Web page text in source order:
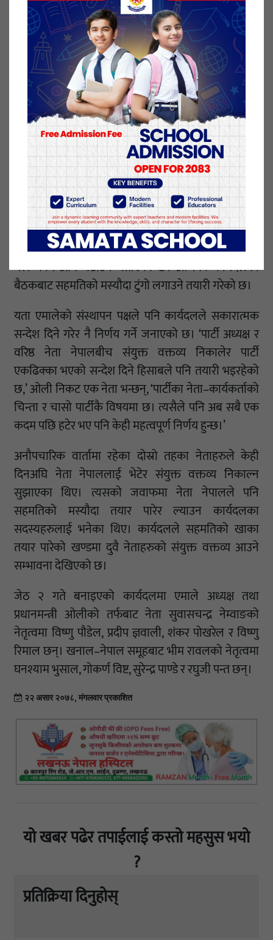
तर, अब सर्वोच्च अदालतमा दायर मुद्दाको बहस सकिएर
फैसला सुनाउने चरणमा पुगिसकेकाले हस्ताक्षर फिर्ता गर्ने
विषयको औचित्य सकिएको छ। त्यही कारण पनि एमालेको
संस्थापन पक्षले यो विषयलाई भन्दा पनि अब फैसलापछिको
अवस्थामा एकताबद्व एमाले बनाउने रणनीति अनुरुप नै
लचिलो हुने संकेत देखाएको हो।
सोमबार बसेको कार्यदलको बैठक यसअघिका अनौपचारिक
वार्तामा भएका सहमतिका बुँदा नै केन्द्रित थियो। ‘पार्टीका जति
आन्तरिक समस्या छन्, ती समस्यालाई गम्भीर रुपमा विश्लेषण
गरेर समाधानका लागि प्रयत्न गर्ने दिशामा नै हामी अघि बढ्छौं,’
एमाले उपाध्यक्ष भीम रावल भन्छन्, ‘एमालेको संस्थागत
प्रणालीलाई कसरी एकताबद्व बनाउने भन्ने नै हो।’
कार्यदलले पार्टीभित्र देखिएको विवादलाई जसरी पनि हल गर्ने
गरेर काम अघि बढाउने बताएको छ। आजको कार्यदलको
बैठकबाट सहमतिको मस्यौदा टुंगो लगाउने तयारी गरेको छ।
यता एमालेको संस्थापन पक्षले पनि कार्यदलले सकारात्मक
सन्देश दिने गरेर नै निर्णय गर्ने जनाएको छ। ‘पार्टी अध्यक्ष र
वरिष्ठ नेता नेपालबीच संयुक्त वक्तव्य निकालेर पार्टी
एकढिक्का भएको सन्देश दिने हिसाबले पनि तयारी भइरहेको
छ,’ ओली निकट एक नेता भन्छन्, ‘पार्टीका नेता–कार्यकर्ताको
चिन्ता र चासो पार्टीकै विषयमा छ। त्यसैले पनि अब सबै एक
कदम पछि हटेर भए पनि केही महत्वपूर्ण निर्णय हुन्छ।’
अनौपचारिक वार्तामा रहेका दोस्रो तहका नेताहरुले केही
दिनअघि नेता नेपाललाई भेटेर संयुक्त वक्तव्य निकाल्न
सुझाएका थिए। त्यसको जवाफमा नेता नेपालले पनि
सहमतिको मस्यौदा तयार पारेर ल्याउन कार्यदलका
सदस्यहरुलाई भनेका थिए। कार्यदलले सहमतिको खाका
तयार पारेको खण्डमा दुवै नेताहरुको संयुक्त वक्तव्य आउने
सम्भावना देखिएको छ।
जेठ २ गते बनाइएको कार्यदलमा एमाले अध्यक्ष तथा
प्रधानमन्त्री ओलीको तर्फबाट नेता सुवासचन्द्र नेम्वाङको
नेतृत्वमा विष्णु पौडेल, प्रदीप ज्ञवाली, शंकर पोखरेल र विष्णु
रिमाल छन्। खनाल–नेपाल समूहबाट भीम रावलको नेतृत्वमा
घनश्याम भुसाल, गोकर्ण विष्ट, सुरेन्द्र पाण्डे र रघुजी पन्त छन्।
२२ असार २०७८, मंगलवार प्रकाशित
यो खबर पढेर तपाईलाई कस्तो महसुस भयो
?
प्रतिक्रिया दिनुहोस्